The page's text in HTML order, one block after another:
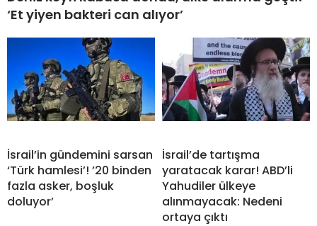
‘Et yiyen bakteri can alıyor’
İsrail’in gündemini sarsan
‘Türk hamlesi’! ’20 binden
fazla asker, boşluk
doluyor’
İsrail’de tartışma
yaratacak karar! ABD’li
Yahudiler ülkeye
alınmayacak: Nedeni
ortaya çıktı